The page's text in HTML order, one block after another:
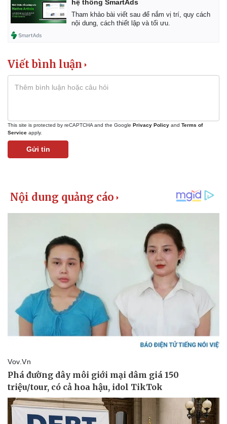
hệ thống SmartAds
Tham khảo bài viết sau để nắm vị trí, quy cách
nội dung, cách thiết lập và tối ưu.
Viết bình luận
This site is protected by reCAPTCHA and the Google Privacy Policy and Terms of
Service apply.
Gửi tin